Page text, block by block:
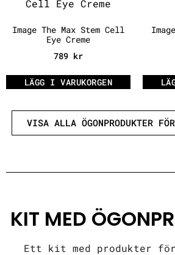
Image The Max Stem Cell
Eye Creme
789 kr
LÄGG I VARUKORGEN
VISA ALLA ÖGONPRODUKTER
KIT MED
Ett kit med produkter